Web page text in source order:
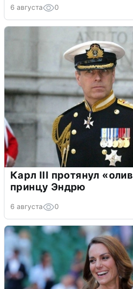
6 августа 0
Карл III протянул
принцу Эндрю
6 августа 0